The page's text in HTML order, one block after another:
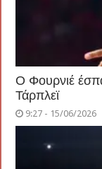
Ο Φουρνιέ
Τάρπλεϊ
9:27 - 15/06/2026